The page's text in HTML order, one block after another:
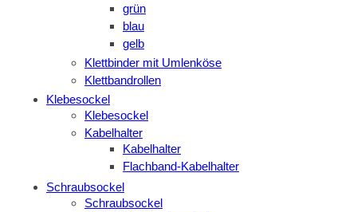
grün
blau
gelb
Klettbinder mit Umlenköse
Klettbandrollen
Klebesockel
Klebesockel
Kabelhalter
Kabelhalter
Flachband-Kabelhalter
Schraubsockel
Schraubsockel